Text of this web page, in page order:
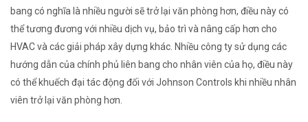
bang có nghĩa là nhiều người sẽ trở lại văn phòng hơn, điều này có
thể tương đương với nhiều dịch vụ, bảo trì và nâng cấp hơn cho
HVAC và các giải pháp xây dựng khác. Nhiều công ty sử dụng các
hướng dẫn của chính phủ liên bang cho nhân viên của họ, điều này
có thể khuếch đại tác động đối với Johnson Controls khi nhiều nhân
viên trở lại văn phòng hơn.